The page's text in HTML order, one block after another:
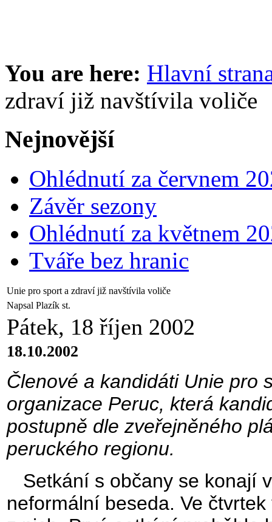
You are here: Hlavní
zdraví již navštívila voliče
Nejnovější
Ohlédnutí za červnem
Závěr sezony
Ohlédnutí za květnem
Tváře bez hranic
Unie pro sport a zdraví již navštívila voliče
Napsal Plazík st.
Pátek, 18 říjen 2002
18.10.2002
Členové a kandidáti Unie pro
organizace Peruc, která
postupně dle zveřejněného
peruckého regionu.
Setkání s občany se konají
neformální beseda. Ve